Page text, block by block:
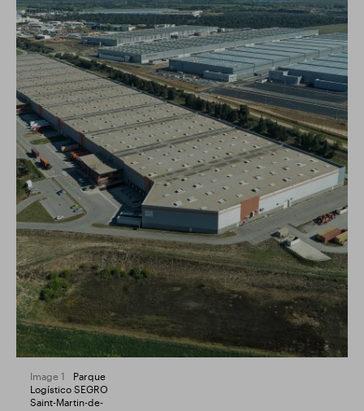
Image 1
Parque
Logístico SEGRO
Saint-Martin-de-